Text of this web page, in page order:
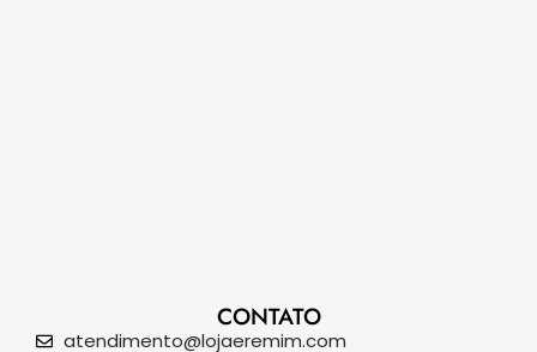
CONTATO
atendimento@lojaeremim.com